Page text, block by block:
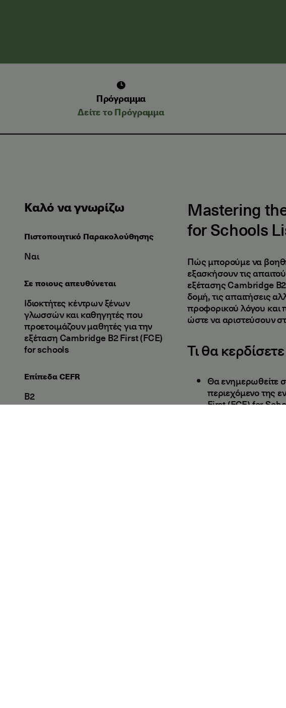
Πρόγραμμα
Δείτε το Πρόγραμμα
Καλό να γνωρίζω
Πιστοποιητικό Παρακολούθησης
Ναι
Σε ποιους απευθύνεται
Ιδιοκτήτες κέντρων ξένων
γλωσσών και καθηγητές που
προετοιμάζουν μαθητές για την
εξέταση Cambridge B2 First (FCE)
for schools
Επίπεδα CEFR
Β2
Mastering
for Schools
Πώς μπορούμε να
εξασκήσουν τις
εξέτασης Cambridge
δομή, τις απαιτήσεις
προφορικού λόγου και
ώστε να αριστεύσουν
Τι θα
Θα ενημερωθείτε
περιεχόμενο της
First (FCE) for